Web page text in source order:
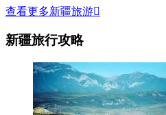
查看更多新疆旅游
新疆旅行攻略